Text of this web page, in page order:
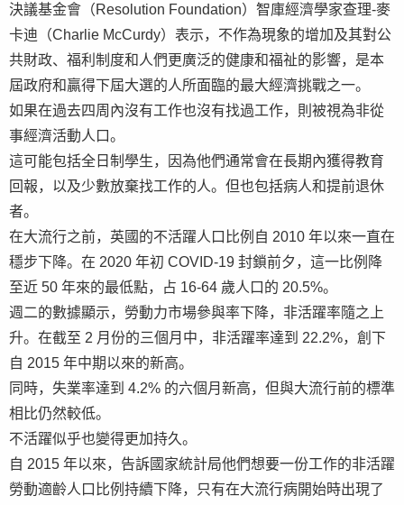
決議基金會（Resolution Foundation）智庫經濟學家查理-麥
卡迪（Charlie McCurdy）表示，不作為現象的增加及其對公
共財政、福利制度和人們更廣泛的健康和福祉的影響，是本
屆政府和贏得下屆大選的人所面臨的最大經濟挑戰之一。
如果在過去四周內沒有工作也沒有找過工作，則被視為非從
事經濟活動人口。
這可能包括全日制學生，因為他們通常會在長期內獲得教育
回報，以及少數放棄找工作的人。但也包括病人和提前退休
者。
在大流行之前，英國的不活躍人口比例自 2010 年以來一直在
穩步下降。在 2020 年初 COVID-19 封鎖前夕，這一比例降
至近 50 年來的最低點，占 16-64 歲人口的 20.5%。
週二的數據顯示，勞動力市場參與率下降，非活躍率隨之上
升。在截至 2 月份的三個月中，非活躍率達到 22.2%，創下
自 2015 年中期以來的新高。
同時，失業率達到 4.2% 的六個月新高，但與大流行前的標準
相比仍然較低。
不活躍似乎也變得更加持久。
自 2015 年以來，告訴國家統計局他們想要一份工作的非活躍
勞動適齡人口比例持續下降，只有在大流行病開始時出現了